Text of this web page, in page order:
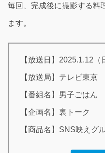
毎回、完成後に撮影する料
ます。
【放送日】2025.1.12（
【放送局】テレビ東京
【番組名】男子ごはん
【企画名】裏トーク
【商品名】SNS映えグ